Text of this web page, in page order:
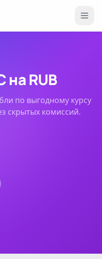
наRUB
по выгодному курсу
скрытых комиссий.